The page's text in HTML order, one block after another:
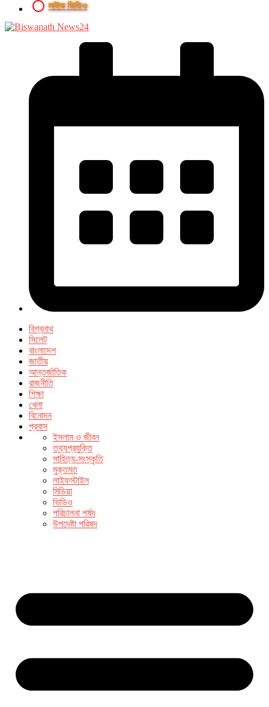
লাইভ ভিডিও
বিশ্বনাথ
সিলেট
বাংলাদেশ
জাতীয়
আন্তর্জাতিক
রাজনীতি
শিক্ষা
খেলা
বিনোদন
প্রবাস
ইসলাম ও জীবন
তথ্যপ্রযুক্তি
সাহিত্য-সংস্কৃতি
মুক্তমত
লাইফস্টাইল
মিডিয়া
ভিডিও
পরিচালনা পর্ষদ
উপদেষ্টা পরিষদ